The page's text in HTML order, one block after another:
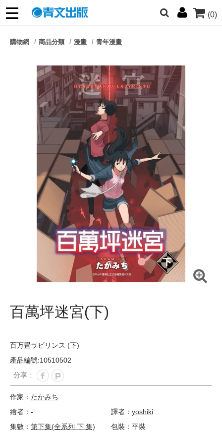
(0)
朋友們，提高警覺！
購物網 商品分類 漫畫 青年漫畫
百萬坪迷宮(下)
百万畳ラビリンス (下)
產品編號:10510502
分享 :
作家： たかみち
繪者：-
譯者： yoshiki
集數： 第下集(全系列 下 集)
包裝：平裝